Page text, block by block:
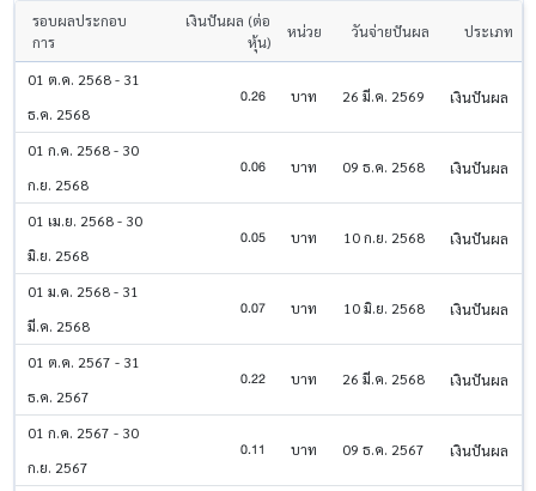
รอบผลประกอบ
การ
เงินปันผล (ต่อ
หุ้น)
หน่วย วันจ่ายปันผล ประเภท
01 ต.ค. 2568 - 31
ธ.ค. 2568
0.26 บาท 26 มี.ค. 2569 เงินปันผล
01 ก.ค. 2568 - 30
ก.ย. 2568
0.06 บาท 09 ธ.ค. 2568 เงินปันผล
01 เม.ย. 2568 - 30
มิ.ย. 2568
0.05 บาท 10 ก.ย. 2568 เงินปันผล
01 ม.ค. 2568 - 31
มี.ค. 2568
0.07 บาท 10 มิ.ย. 2568 เงินปันผล
01 ต.ค. 2567 - 31
ธ.ค. 2567
0.22 บาท 26 มี.ค. 2568 เงินปันผล
01 ก.ค. 2567 - 30
ก.ย. 2567
0.11 บาท 09 ธ.ค. 2567 เงินปันผล